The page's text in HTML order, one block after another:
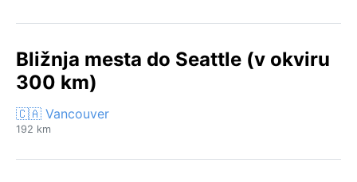
Bližnja mesta do Seattle (v okviru
300 km)
🇨🇦 Vancouver
192 km